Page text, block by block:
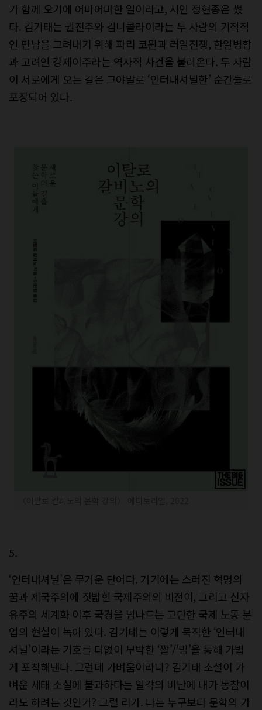
가 함께 오기에 어마어마한 일이라고, 시인 정현종은 썼
다. 김기태는 권진주와 김니콜라이라는 두 사람의 기적적
인 만남을 그려내기 위해 파리 코뮌과 러일전쟁, 한일병합
과 고려인 강제이주라는 역사적 사건을 불러온다. 두 사람
이 서로에게 오는 길은 그야말로 ‘인터내셔널한’ 순간들로
포장되어 있다.
5.
‘인터내셔널’은 무거운 단어다. 거기에는 스러진 혁명의
꿈과 제국주의에 짓밟힌 국제주의의 비전이, 그리고 신자
유주의 세계화 이후 국경을 넘나드는 고단한 국제 노동 분
업의 현실이 녹아 있다. 김기태는 이렇게 묵직한 ‘인터내
셔널’이라는 기호를 더없이 부박한 ‘짤’/‘밈’을 통해 가볍
게 포착해낸다. 그런데 가벼움이라니? 김기태 소설이 가
벼운 세태 소설에 불과하다는 일각의 비난에 내가 동참이
라도 하려는 것인가? 그럴 리가. 나는 누구보다 문학의 가